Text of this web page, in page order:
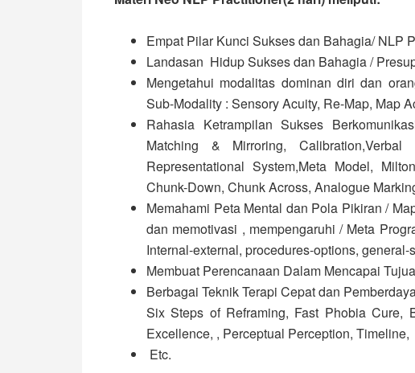
Empat Pilar Kunci Sukses dan Bahagia/ NLP
Landasan Hidup Sukses dan Bahagia /
Mengetahui modalitas dominan diri dan
Sub-Modality : Sensory Acuity, Re-Map, Map
Rahasia Ketrampilan Sukses
Matching & Mirroring,
Representational System,Meta Model,
Chunk-Down, Chunk Across, Analogue
Memahami Peta Mental dan Pola Pikiran /
dan memotivasi , mempengaruhi / Meta
Internal-external, procedures-options, general-
Membuat Perencanaan Dalam Mencapai
Berbagai Teknik Terapi Cepat dan
Six Steps of Reframing, Fast Phobia Cure,
Excellence, , Perceptual Perception, Timeline,
Etc.